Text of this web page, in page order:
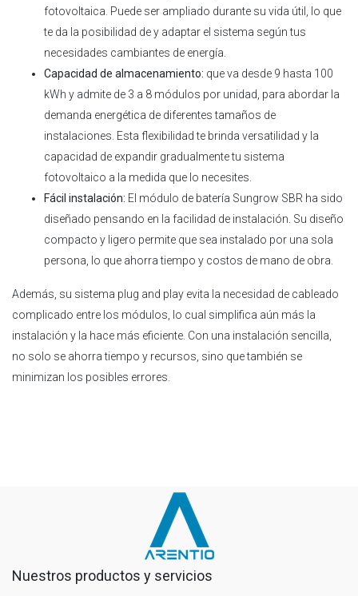
fotovoltaica. Puede ser ampliado durante su vida útil, lo que
te da la posibilidad de y adaptar el sistema según tus
necesidades cambiantes de energía.
Capacidad de almacenamiento: que va desde 9 hasta 100
kWh y admite de 3 a 8 módulos por unidad, para abordar la
demanda energética de diferentes tamaños de
instalaciones. Esta flexibilidad te brinda versatilidad y la
capacidad de expandir gradualmente tu sistema
fotovoltaico a la medida que lo necesites.
Fácil instalación: El módulo de batería Sungrow SBR ha sido
diseñado pensando en la facilidad de instalación. Su diseño
compacto y ligero permite que sea instalado por una sola
persona, lo que ahorra tiempo y costos de mano de obra.
Además, su sistema plug and play evita la necesidad de cableado
complicado entre los módulos, lo cual simplifica aún más la
instalación y la hace más eficiente. Con una instalación sencilla,
no solo se ahorra tiempo y recursos, sino que también se
minimizan los posibles errores.
Nuestros productos y servicios